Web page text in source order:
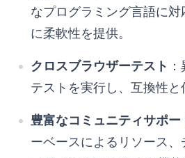
なプログラミング言語に対
に柔軟性を提供。
クロスブラウザーテスト
テストを実行し、互換性と
豊富なコミュニティサポー
ーベースによるリソース